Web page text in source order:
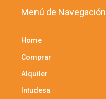
Menú de Navegación
Home
Comprar
Alquiler
Intudesa